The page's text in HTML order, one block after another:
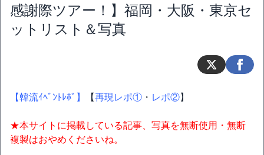
感謝際ツアー！】福岡・大阪・東京セ
ットリスト＆写真
【韓流ｲﾍﾞﾝﾄﾚﾎﾟ】 【再現レポ① ・ レポ②】
★本サイトに掲載している記事、写真を無断使用・無断
複製はおやめくださいね。